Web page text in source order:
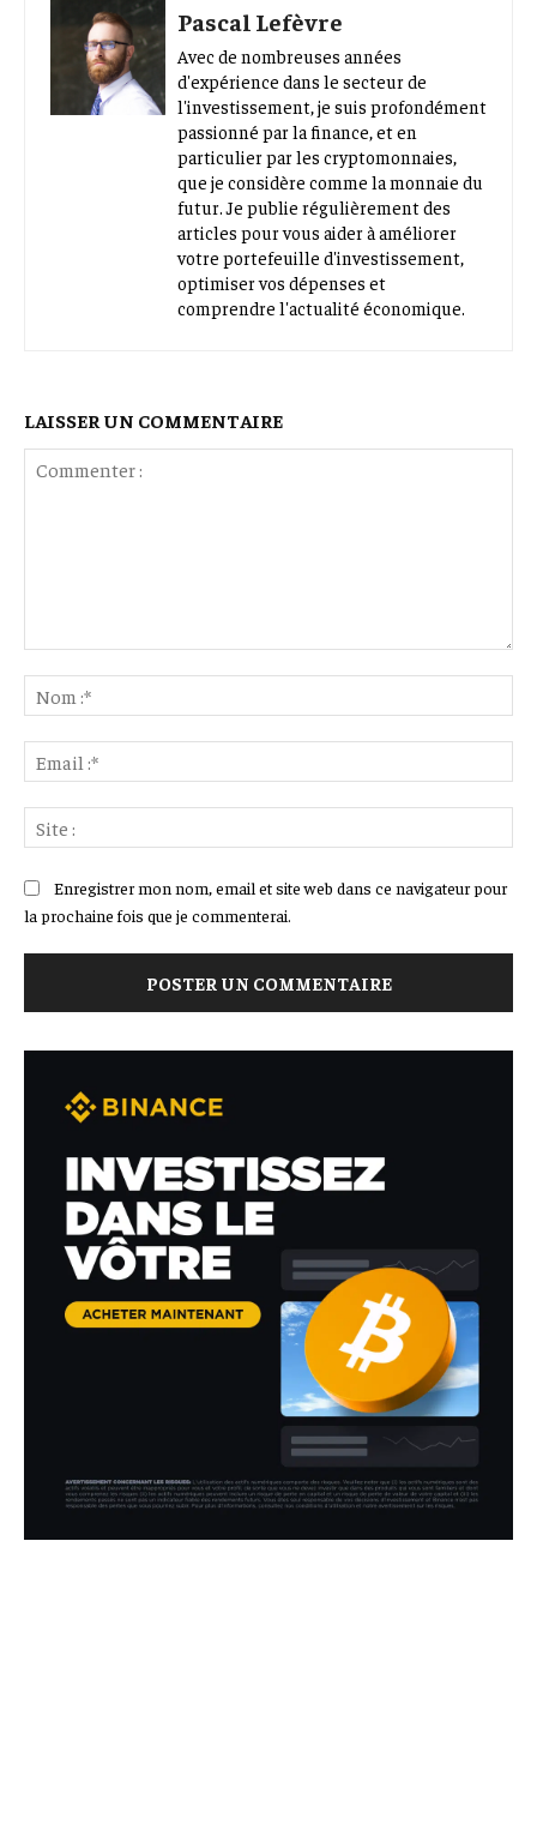
Pascal Lefèvre
Avec de nombreuses années
d'expérience dans le secteur de
l'investissement, je suis profondément
passionné par la finance, et en
particulier par les cryptomonnaies,
que je considère comme la monnaie du
futur. Je publie régulièrement des
articles pour vous aider à améliorer
votre portefeuille d'investissement,
optimiser vos dépenses et
comprendre l'actualité économique.
LAISSER UN COMMENTAIRE
:*
:*
:
Enregistrer mon nom, email et site web dans ce navigateur pour
la prochaine fois que je commenterai.